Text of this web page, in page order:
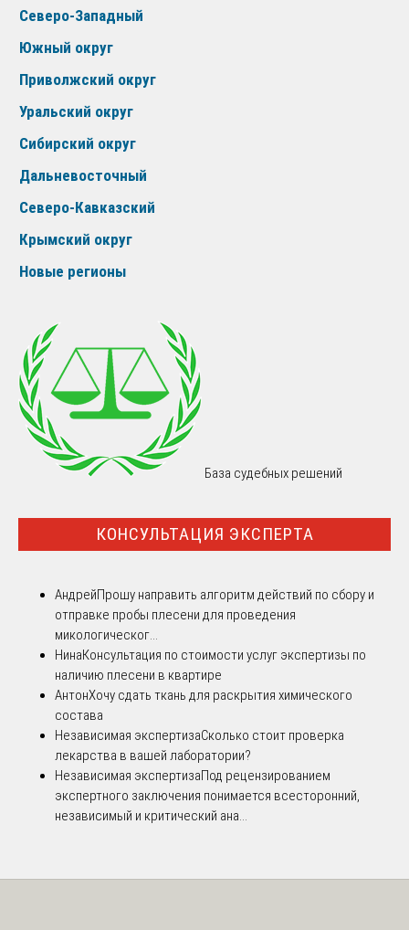
Северо-Западный
Южный округ
Приволжский округ
Уральский округ
Сибирский округ
Дальневосточный
Северо-Кавказский
Крымский округ
Новые регионы
База судебных решений
КОНСУЛЬТАЦИЯ ЭКСПЕРТА
АндрейПрошу направить алгоритм действий по сбору и
отправке пробы плесени для проведения
микологическог...
НинаКонсультация по стоимости услуг экспертизы по
наличию плесени в квартире
АнтонХочу сдать ткань для раскрытия химического
состава
Независимая экспертизаСколько стоит проверка
лекарства в вашей лаборатории?
Независимая экспертизаПод рецензированием
экспертного заключения понимается всесторонний,
независимый и критический ана...